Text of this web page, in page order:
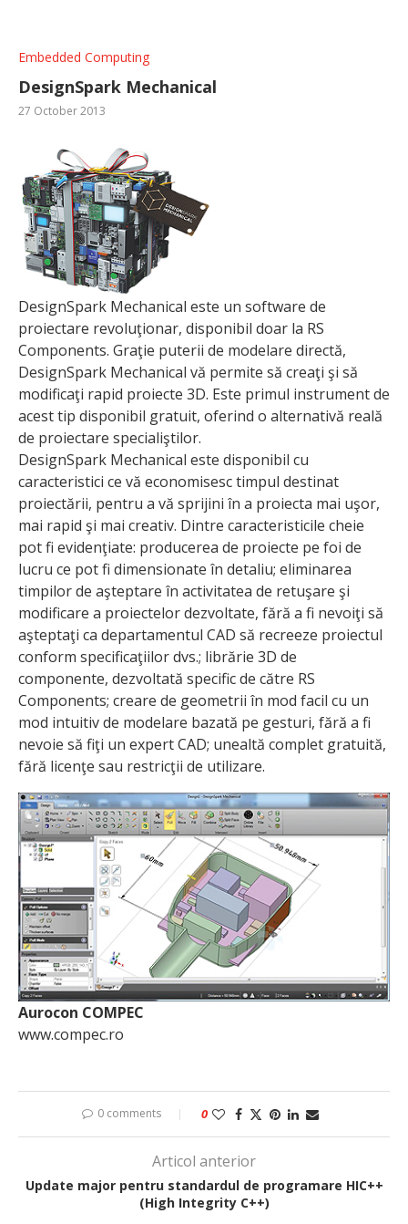
Embedded Computing
DesignSpark Mechanical
27 October 2013
DesignSpark Mechanical este un software de
proiectare revoluţionar, disponibil doar la RS
Components. Graţie puterii de modelare directă,
DesignSpark Mechanical vă permite să creaţi şi să
modificaţi rapid proiecte 3D. Este primul instrument de
acest tip disponibil gratuit, oferind o alternativă reală
de proiectare specialiştilor.
DesignSpark Mechanical este disponibil cu
caracteristici ce vă economisesc timpul destinat
proiectării, pentru a vă sprijini în a proiecta mai uşor,
mai rapid şi mai creativ. Dintre caracteristicile cheie
pot fi evidenţiate: producerea de proiecte pe foi de
lucru ce pot fi dimensionate în detaliu; eliminarea
timpilor de aşteptare în activitatea de retuşare şi
modificare a proiectelor dezvoltate, fără a fi nevoiţi să
aşteptaţi ca departamentul CAD să recreeze proiectul
conform specificaţiilor dvs.; librărie 3D de
componente, dezvoltată specific de către RS
Components; creare de geometrii în mod facil cu un
mod intuitiv de modelare bazată pe gesturi, fără a fi
nevoie să fiţi un expert CAD; unealtă complet gratuită,
fără licenţe sau restricţii de utilizare.
Aurocon COMPEC
www.compec.ro
0 comments 0
Articol anterior
Update major pentru standardul de programare HIC++
(High Integrity C++)